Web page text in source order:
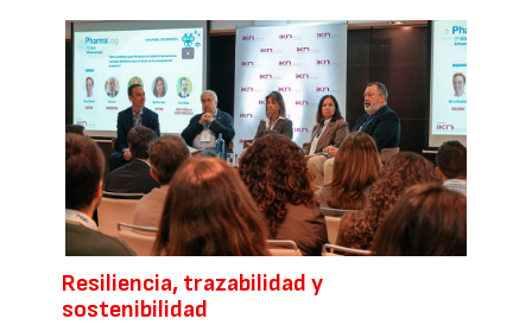
Resiliencia, trazabilidad y
sostenibilidad